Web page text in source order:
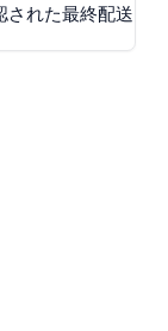
された最終配送イ